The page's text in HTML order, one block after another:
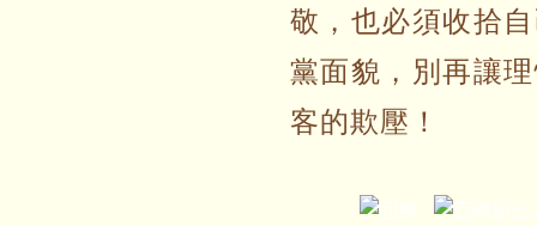
敬，也必須收拾
黨面貌，別再讓
客的欺壓！